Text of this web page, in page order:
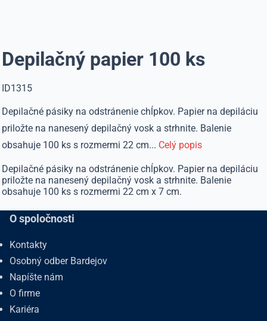
Depilačný papier 100 ks
ID1315
Depilačné pásiky na odstránenie chĺpkov. Papier na depiláciu
priložte na nanesený depilačný vosk a strhnite. Balenie
obsahuje 100 ks s rozmermi 22 cm... Celý popis
Depilačné pásiky na odstránenie chĺpkov. Papier na depiláciu
priložte na nanesený depilačný vosk a strhnite. Balenie
obsahuje 100 ks s rozmermi 22 cm x 7 cm.
O spoločnosti
Kontakty
Osobný odber Bardejov
Napíšte nám
O firme
Kariéra